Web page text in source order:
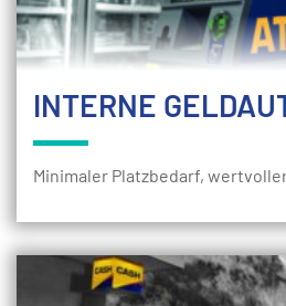
INTERNE
Minimaler Platzbedarf,